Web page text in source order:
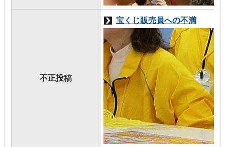
不正投稿
宝くじ販売員への不満